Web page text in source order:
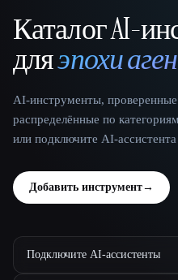
That AI Collection
Каталог AI-
дляэпохи
AI-инструменты,
распределённые по
или подключите AI-ассистента
Добавить инструмент→
Подключите AI-ассистенты